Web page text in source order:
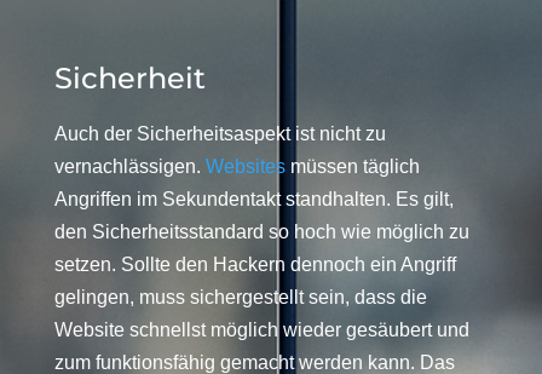
Sicherheit
Auch der Sicherheitsaspekt ist nicht zu
vernachlässigen. Websitesmüssen täglich
Angriffen im Sekundentakt standhalten. Es gilt,
den Sicherheitsstandard so hoch wie möglich zu
setzen. Sollte den Hackern dennoch ein Angriff
gelingen, muss sichergestellt sein, dass die
Website schnellst möglich wieder gesäubert und
zum funktionsfähig gemacht werden kann. Das